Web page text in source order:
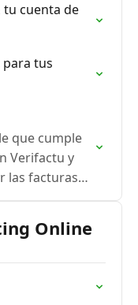
tu cuenta de
tus
que cumple
Verifactu y
las facturas
Online